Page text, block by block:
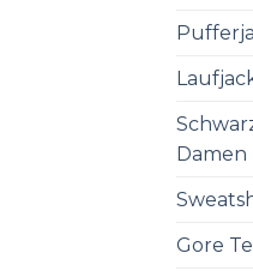
Damen
Gore